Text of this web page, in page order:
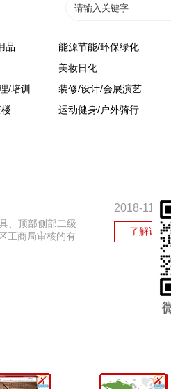
品
能源节能/环保绿化
美妆日化
/培训
装修/设计/会展演艺
运动健身/户外骑行
2018-11-02
了解详情
、顶部侧部二级
工商局审核的有